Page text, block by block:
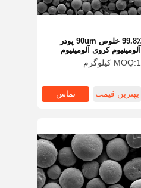
99.8٪ خلوص 90um پودر
آلومینیوم کروی آلومینیوم
کروی سری SA-Z
MOQ:1 کیلوگرم
بهترین قیمت تماس